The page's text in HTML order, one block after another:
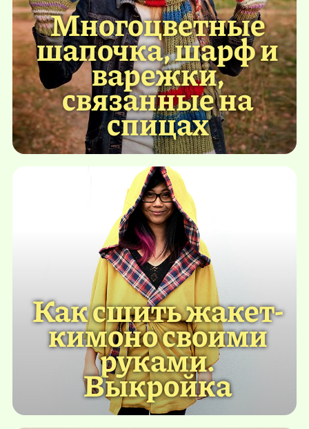
Многоцветные
шапочка, шарф и
варежки,
связанные на
спицах
Как сшить жакет-
кимоно своими
руками.
Выкройка